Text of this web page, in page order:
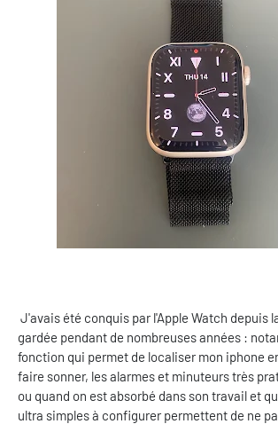
J'avais été conquis par l'Apple Watch depuis
gardée pendant de nombreuses années :
fonction qui permet de localiser mon iphone
faire sonner, les alarmes et minuteurs très
ou quand on est absorbé dans son travail et
ultra simples à configurer permettent de ne